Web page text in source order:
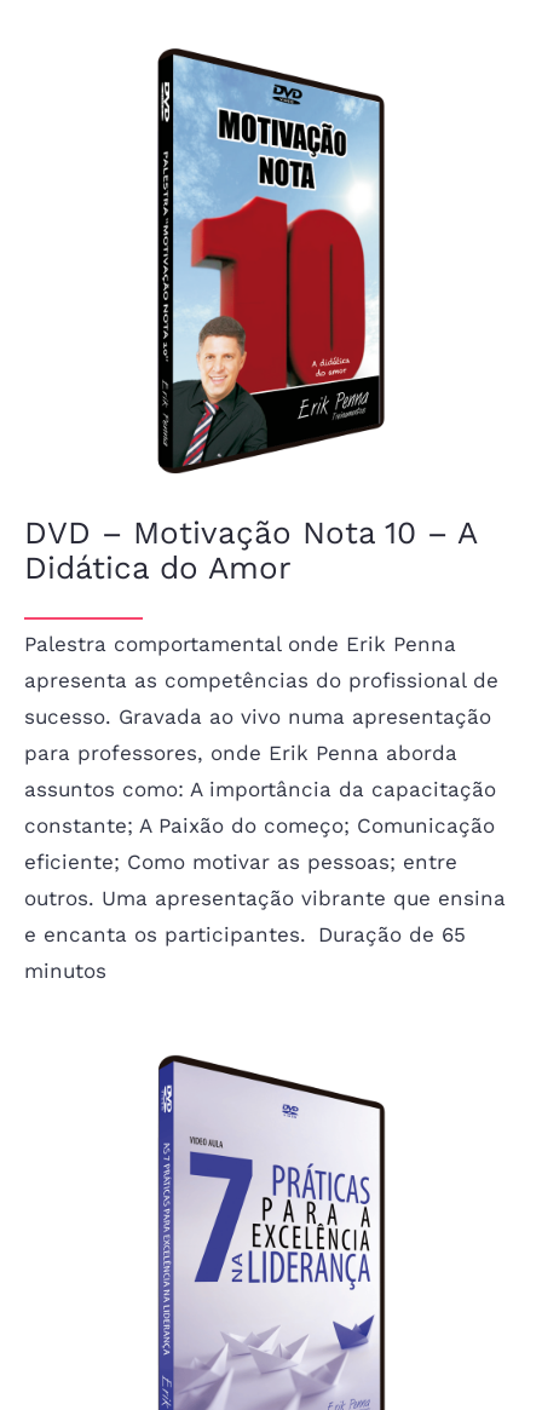
DVD – Motivação Nota 10 – A
Didática do Amor
Palestra comportamental onde Erik Penna
apresenta as competências do profissional de
sucesso. Gravada ao vivo numa apresentação
para professores, onde Erik Penna aborda
assuntos como: A importância da capacitação
constante; A Paixão do começo; Comunicação
eficiente; Como motivar as pessoas; entre
outros. Uma apresentação vibrante que ensina
e encanta os participantes. Duração de 65
minutos
FALE CONOSCO
Taubaté/SP, Brasil
Segunda – Sexta: 8:30 – 17:30
Sábado – Domingo: Fechado
Erik Penna – Educação
SIGA-NOS NO FAKEBOOK
Erik Penna Treinamentos
CAMPOS DOS GOYTACAZES-RJ